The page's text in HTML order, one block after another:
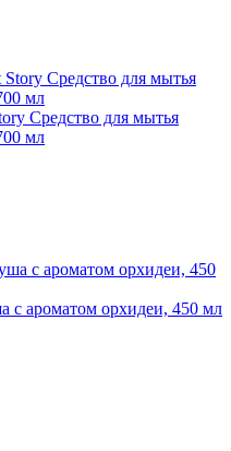
Средство для мытья
мл
с ароматом орхидеи, 450 мл